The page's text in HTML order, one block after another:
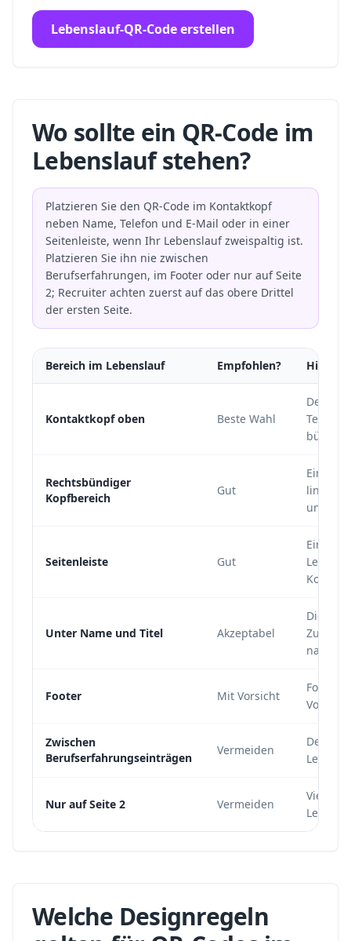
Lebenslauf-QR-Code erstellen
Wo sollte ein QR-Code im
Lebenslauf stehen?
Platzieren Sie den QR-Code im Kontaktkopf
neben Name, Telefon und E-Mail oder in einer
Seitenleiste, wenn Ihr Lebenslauf zweispaltig ist.
Platzieren Sie ihn nie zwischen
Berufserfahrungen, im Footer oder nur auf Seite
2; Recruiter achten zuerst auf das obere Drittel
der ersten Seite.
Bereich im Lebenslauf Empfohlen?
Kontaktkopf oben Beste Wahl
Der
bündelt.
Rechtsbündiger
Kopfbereich
Gut
Ein
Seitenleiste Gut
Eine
Unter Name und Titel Akzeptabel
Diese
nach
Footer Mit Vorsicht
Footer
Zwischen
Berufserfahrungseinträgen
Vermeiden
Der
Nur auf Seite 2 Vermeiden
Viele
Welche Designregeln